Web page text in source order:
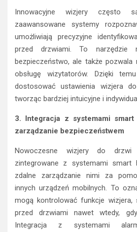
Innowacyjne wizjery często
zaawansowane systemy
umożliwiają precyzyjne
przed drzwiami. To narzędzie
bezpieczeństwo, ale także pozwala
obsługę wizytatorów. Dzięki
dostosować ustawienia wizjera
tworząc bardziej intuicyjne i
3. Integracja z systemami
zarządzanie bezpieczeństwem
Nowoczesne wizjery do
zintegrowane z systemami smart
zdalne zarządzanie nimi za
innych urządzeń mobilnych. To
mogą kontrolować funkcje wizjera,
przed drzwiami nawet wtedy,
Integracja z systemami